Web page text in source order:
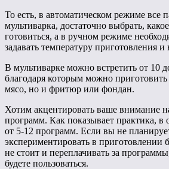
То есть, в автоматическом режиме все
мультиварка, достаточно выбрать,
готовиться, а в ручном режиме
задавать температуру приготовления и
В мультиварке можно встретить от 10
благодаря которым можно приготовить
мясо, но и фритюр или фондан.
Хотим акцентировать ваше внимание
программ. Как показывает практика, в
от 5-12 программ. Если вы не
экспериментировать в приготовлении
не стоит и переплачивать за
будете пользоваться.